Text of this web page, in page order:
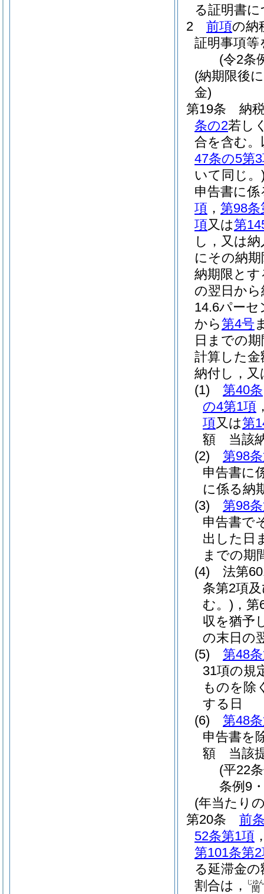
る証明書
2
前項の納
証明事項
(令2条
(納期限後
金)
第19条
納
条の2若し
合を含む
47条の5第
いて同じ。
申告書に
項 ， 第98条
項又は第
し，又は
にその納期
納期限とす
の翌日か
14.6パーセ
から第4号
日までの
計算した
納付し，
(1)
第40条
の4第1項
項又は第
額 当該
(2)
第98
申告書に
に係る納
(3)
第98
申告書で
出した日
までの期
(4)
法第
条第2項
む。) ，
収を猶予
の末日の
(5)
第48
31項の規
ものを除
する日
(6)
第48
申告書を
額 当該
(平22
条例9
(年当たり
第20条
前
52条第1項
第101条第
る延滞金
割合は，
閏
じゆん